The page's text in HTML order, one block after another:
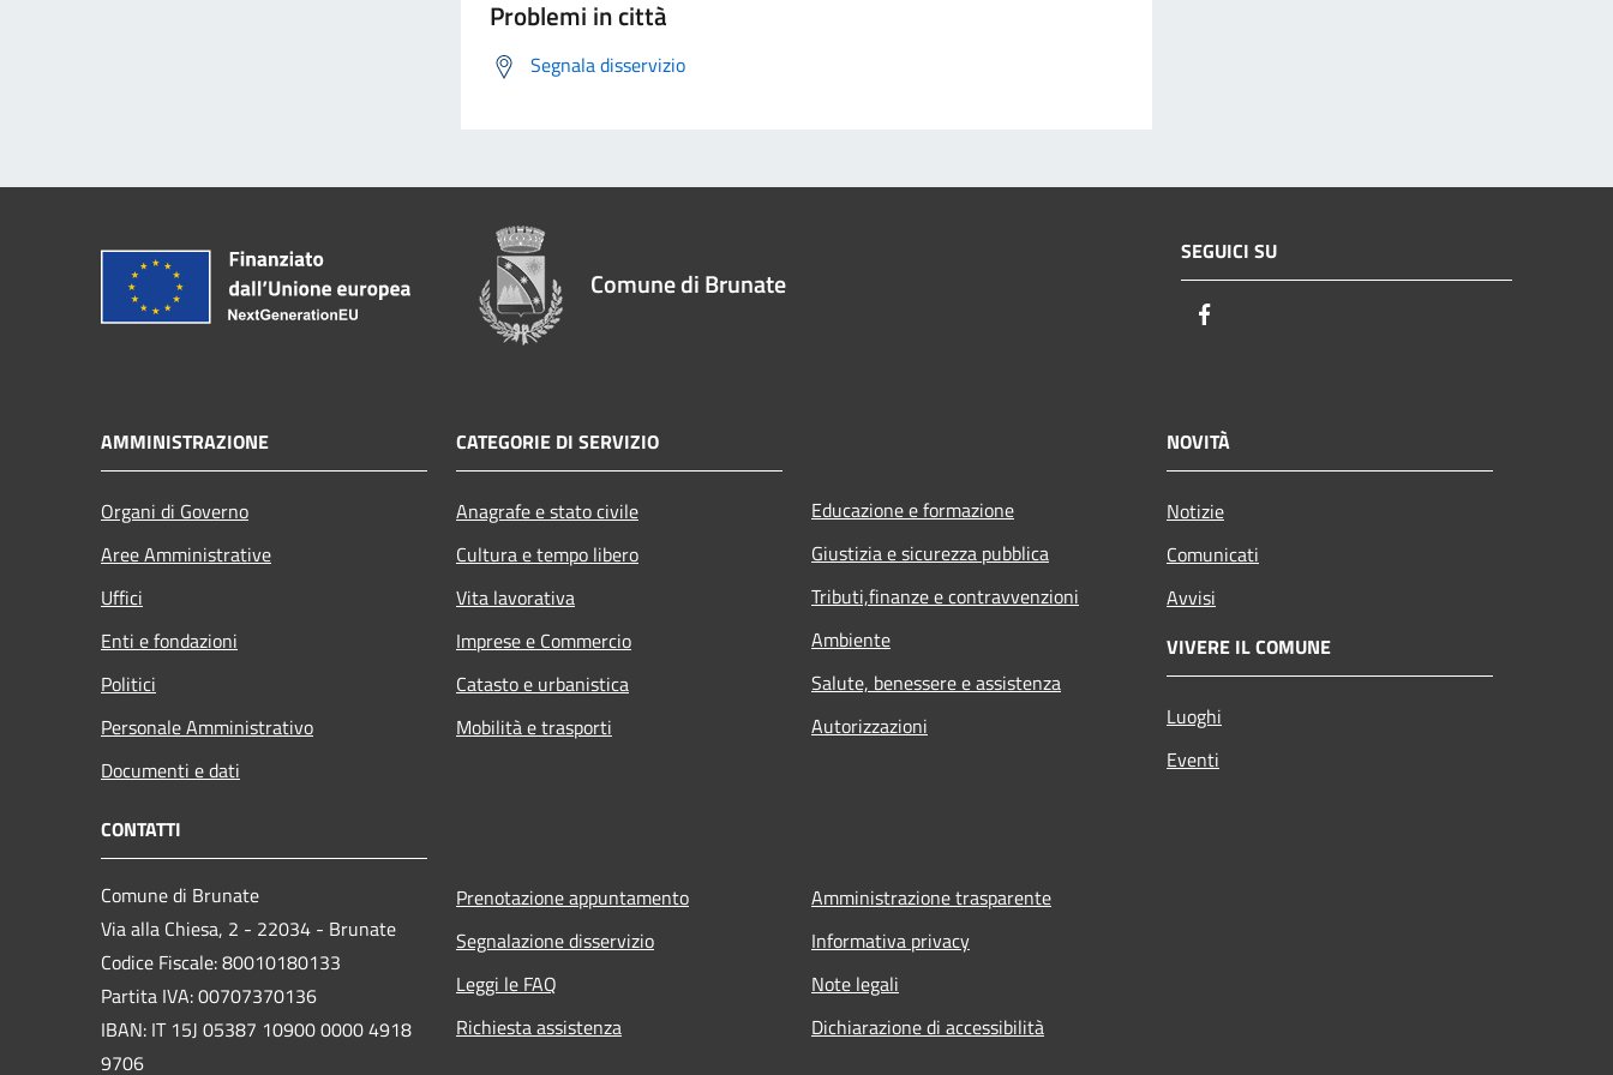
Problemi in città
Segnala disservizio
Comune di Brunate
SEGUICI SU
AMMINISTRAZIONE
Organi di Governo
Aree Amministrative
Uffici
Enti e fondazioni
Politici
Personale Amministrativo
Documenti e dati
CATEGORIE DI SERVIZIO
Anagrafe e stato civile
Cultura e tempo libero
Vita lavorativa
Imprese e Commercio
Catasto e urbanistica
Mobilità e trasporti
Educazione e formazione
Giustizia e sicurezza pubblica
Tributi,finanze e contravvenzioni
Ambiente
Salute, benessere e assistenza
Autorizzazioni
NOVITÀ
Notizie
Comunicati
Avvisi
VIVERE IL COMUNE
Luoghi
Eventi
CONTATTI
Comune di Brunate
Via alla Chiesa, 2 - 22034 - Brunate
Codice Fiscale: 80010180133
Partita IVA: 00707370136
IBAN: IT 15J 05387 10900 0000 4918
9706
Prenotazione appuntamento
Segnalazione disservizio
Leggi le FAQ
Richiesta assistenza
Amministrazione trasparente
Informativa privacy
Note legali
Dichiarazione di accessibilità